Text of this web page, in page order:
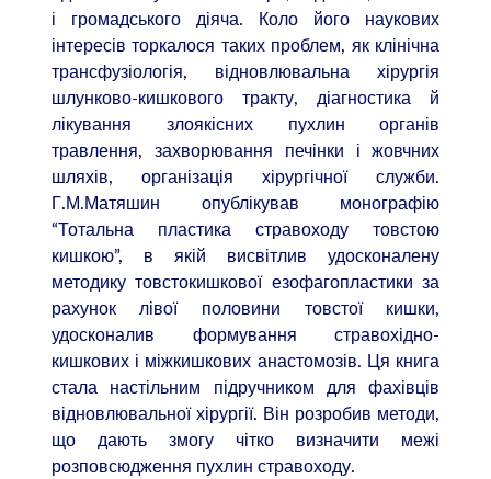
і громадського діяча. Коло його наукових
інтересів торкалося таких проблем, як клінічна
трансфузіологія, відновлювальна хірургія
шлунково-кишкового тракту, діагностика й
лікування злоякісних пухлин органів
травлення, захворювання печінки і жовчних
шляхів, організація хірургічної служби.
Г.М.Матяшин опублікував монографію
“Тотальна пластика стравоходу товстою
кишкою”, в якій висвітлив удосконалену
методику товстокишкової езофагопластики за
рахунок лівої половини товстої кишки,
удосконалив формування стравохідно-
кишкових і міжкишкових анастомозів. Ця книга
стала настільним підручником для фахівців
відновлювальної хірургії. Він розробив методи,
що дають змогу чітко визначити межі
розповсюдження пухлин стравоходу.